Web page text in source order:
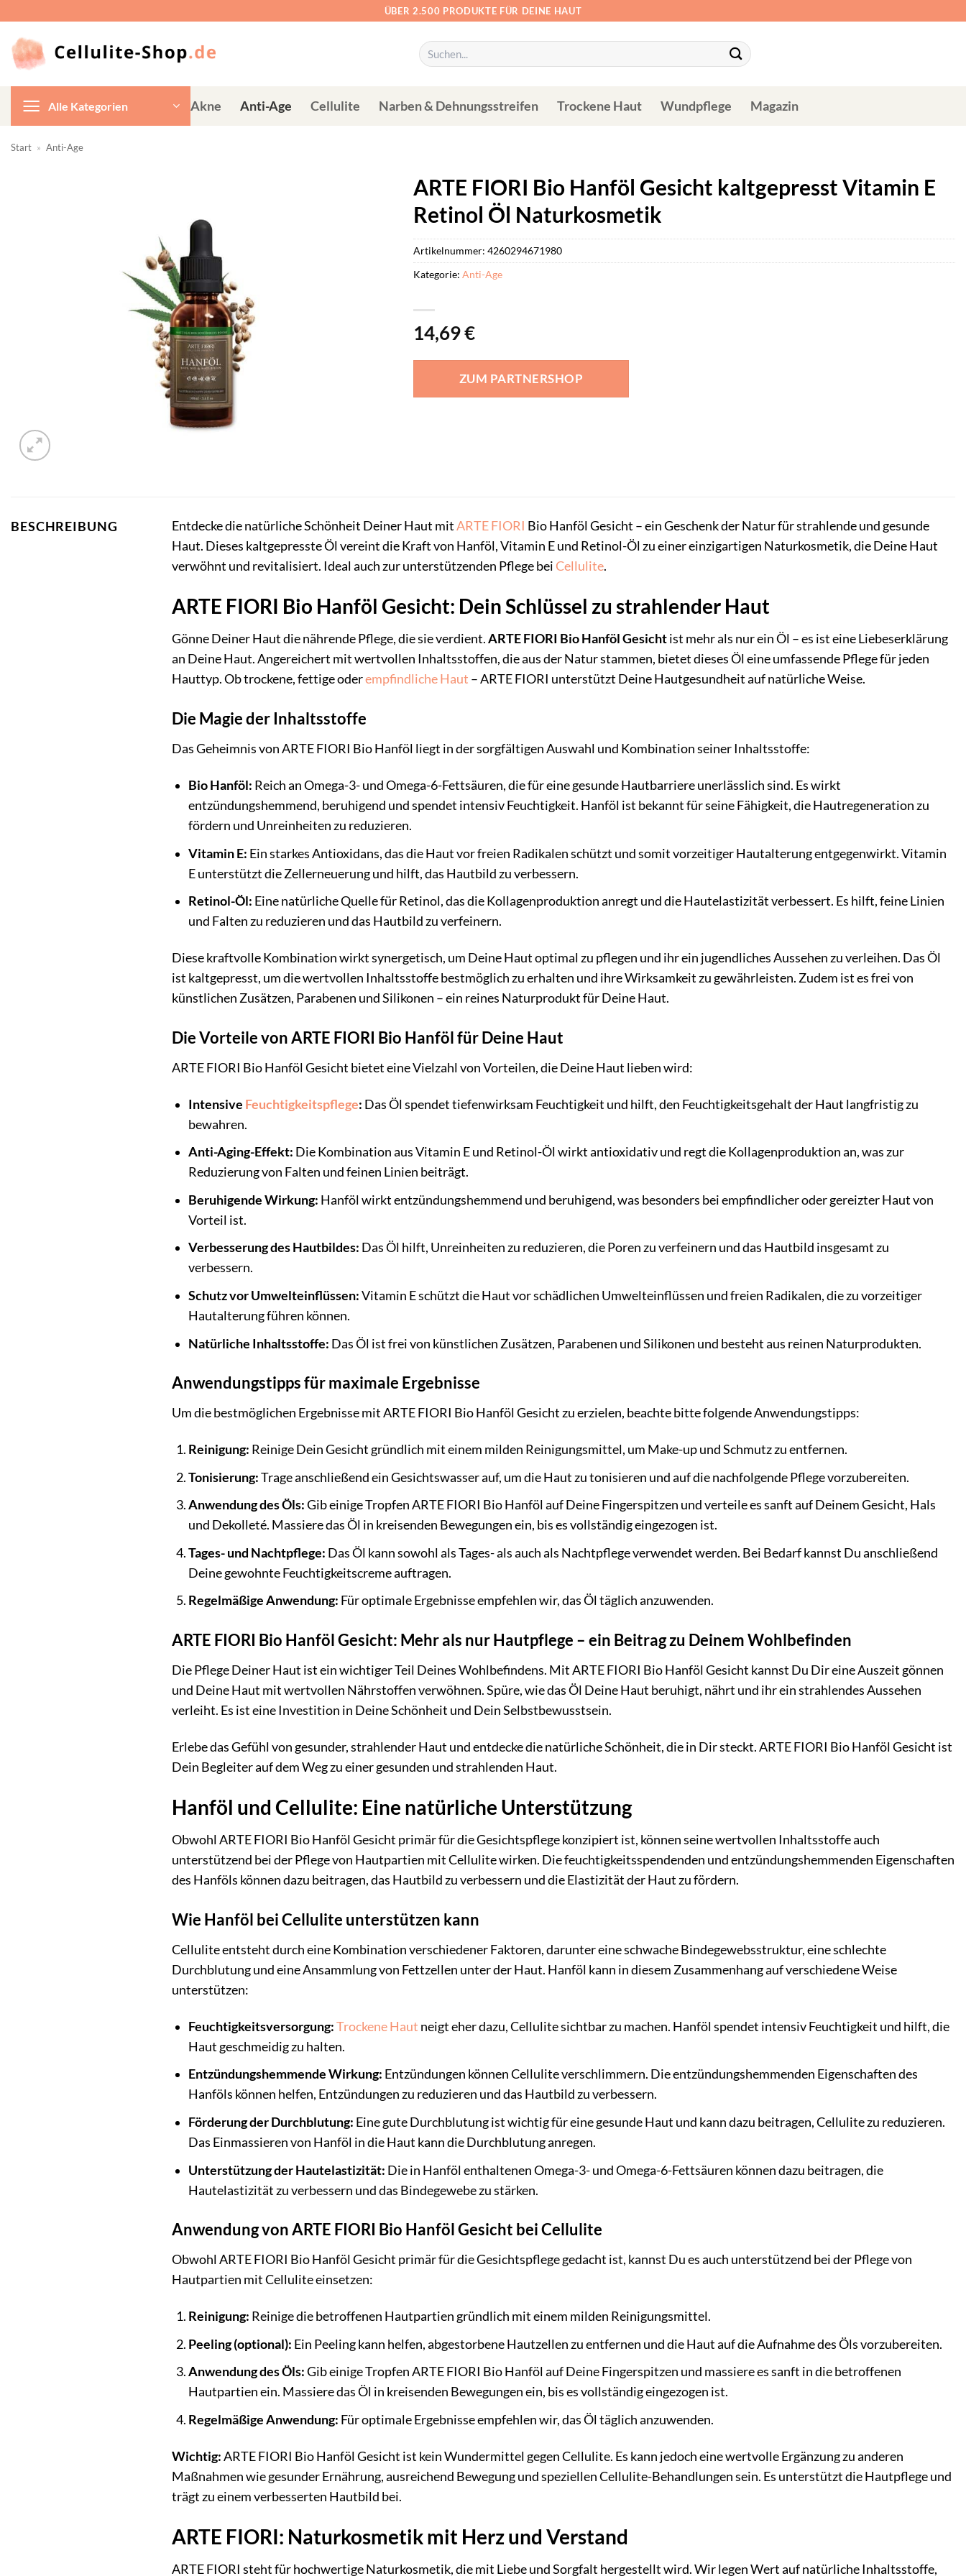
springen
ÜBER 2.500 PRODUKTE FÜR DEINE HAUT
Suchen
nach:
Alle Kategorien Akne Anti-Age Cellulite Narben & Dehnungsstreifen Trockene Haut Wundpflege Magazin
Start » Anti-Age
ARTE FIORI Bio Hanföl Gesicht kaltgepresst Vitamin E
Retinol Öl Naturkosmetik
14,69€
ZUM PARTNERSHOP
Artikelnummer: 4260294671980
Kategorie: Anti-Age
BESCHREIBUNG Entdecke die natürliche Schönheit Deiner Haut mitARTE FIORI Bio Hanföl Gesicht – ein Geschenk der Natur für strahlende und gesunde
Haut. Dieses kaltgepresste Öl vereint die Kraft von Hanföl, Vitamin E und Retinol-Öl zu einer einzigartigen Naturkosmetik, die Deine Haut
verwöhnt und revitalisiert. Ideal auch zur unterstützenden Pflege beiCellulite.
ARTE FIORI Bio Hanföl Gesicht: Dein Schlüssel zu strahlender Haut
Gönne Deiner Haut die nährende Pflege, die sie verdient.ARTE FIORI Bio Hanföl Gesichtist mehr als nur ein Öl – es ist eine Liebeserklärung
an Deine Haut. Angereichert mit wertvollen Inhaltsstoffen, die aus der Natur stammen, bietet dieses Öl eine umfassende Pflege für jeden
Hauttyp. Ob trockene, fettige oderempfindliche Haut – ARTE FIORI unterstützt Deine Hautgesundheit auf natürliche Weise.
Die Magie der Inhaltsstoffe
Das Geheimnis von ARTE FIORI Bio Hanföl liegt in der sorgfältigen Auswahl und Kombination seiner Inhaltsstoffe:
Bio Hanföl: Reich an Omega-3- und Omega-6-Fettsäuren, die für eine gesunde Hautbarriere unerlässlich sind. Es wirkt
entzündungshemmend, beruhigend und spendet intensiv Feuchtigkeit. Hanföl ist bekannt für seine Fähigkeit, die Hautregeneration zu
fördern und Unreinheiten zu reduzieren.
Vitamin E: Ein starkes Antioxidans, das die Haut vor freien Radikalen schützt und somit vorzeitiger Hautalterung entgegenwirkt. Vitamin
E unterstützt die Zellerneuerung und hilft, das Hautbild zu verbessern.
Retinol-Öl: Eine natürliche Quelle für Retinol, das die Kollagenproduktion anregt und die Hautelastizität verbessert. Es hilft, feine Linien
und Falten zu reduzieren und das Hautbild zu verfeinern.
Diese kraftvolle Kombination wirkt synergetisch, um Deine Haut optimal zu pflegen und ihr ein jugendliches Aussehen zu verleihen. Das Öl
ist kaltgepresst, um die wertvollen Inhaltsstoffe bestmöglich zu erhalten und ihre Wirksamkeit zu gewährleisten. Zudem ist es frei von
künstlichen Zusätzen, Parabenen und Silikonen – ein reines Naturprodukt für Deine Haut.
Die Vorteile von ARTE FIORI Bio Hanföl für Deine Haut
ARTE FIORI Bio Hanföl Gesicht bietet eine Vielzahl von Vorteilen, die Deine Haut lieben wird:
Intensive Feuchtigkeitspflege: Das Öl spendet tiefenwirksam Feuchtigkeit und hilft, den Feuchtigkeitsgehalt der Haut langfristig zu
bewahren.
Anti-Aging-Effekt: Die Kombination aus Vitamin E und Retinol-Öl wirkt antioxidativ und regt die Kollagenproduktion an, was zur
Reduzierung von Falten und feinen Linien beiträgt.
Beruhigende Wirkung: Hanföl wirkt entzündungshemmend und beruhigend, was besonders bei empfindlicher oder gereizter Haut von
Vorteil ist.
Verbesserung des Hautbildes: Das Öl hilft, Unreinheiten zu reduzieren, die Poren zu verfeinern und das Hautbild insgesamt zu
verbessern.
Schutz vor Umwelteinflüssen:Vitamin E schützt die Haut vor schädlichen Umwelteinflüssen und freien Radikalen, die zu vorzeitiger
Hautalterung führen können.
Natürliche Inhaltsstoffe: Das Öl ist frei von künstlichen Zusätzen, Parabenen und Silikonen und besteht aus reinen Naturprodukten.
Anwendungstipps für maximale Ergebnisse
Um die bestmöglichen Ergebnisse mit ARTE FIORI Bio Hanföl Gesicht zu erzielen, beachte bitte folgende Anwendungstipps:
Reinigung: Reinige Dein Gesicht gründlich mit einem milden Reinigungsmittel, um Make-up und Schmutz zu entfernen.
Tonisierung:Trage anschließend ein Gesichtswasser auf, um die Haut zu tonisieren und auf die nachfolgende Pflege vorzubereiten.
Anwendung des Öls:Gib einige Tropfen ARTE FIORI Bio Hanföl auf Deine Fingerspitzen und verteile es sanft auf Deinem Gesicht, Hals
und Dekolleté. Massiere das Öl in kreisenden Bewegungen ein, bis es vollständig eingezogen ist.
Tages- und Nachtpflege: Das Öl kann sowohl als Tages- als auch als Nachtpflege verwendet werden. Bei Bedarf kannst Du anschließend
Deine gewohnte Feuchtigkeitscreme auftragen.
Regelmäßige Anwendung: Für optimale Ergebnisse empfehlen wir, das Öl täglich anzuwenden.
ARTE FIORI Bio Hanföl Gesicht: Mehr als nur Hautpflege – ein Beitrag zu Deinem Wohlbefinden
Die Pflege Deiner Haut ist ein wichtiger Teil Deines Wohlbefindens. Mit ARTE FIORI Bio Hanföl Gesicht kannst Du Dir eine Auszeit gönnen
und Deine Haut mit wertvollen Nährstoffen verwöhnen. Spüre, wie das Öl Deine Haut beruhigt, nährt und ihr ein strahlendes Aussehen
verleiht. Es ist eine Investition in Deine Schönheit und Dein Selbstbewusstsein.
Erlebe das Gefühl von gesunder, strahlender Haut und entdecke die natürliche Schönheit, die in Dir steckt. ARTE FIORI Bio Hanföl Gesicht ist
Dein Begleiter auf dem Weg zu einer gesunden und strahlenden Haut.
Hanföl und Cellulite: Eine natürliche Unterstützung
Obwohl ARTE FIORI Bio Hanföl Gesicht primär für die Gesichtspflege konzipiert ist, können seine wertvollen Inhaltsstoffe auch
unterstützend bei der Pflege von Hautpartien mit Cellulite wirken. Die feuchtigkeitsspendenden und entzündungshemmenden Eigenschaften
des Hanföls können dazu beitragen, das Hautbild zu verbessern und die Elastizität der Haut zu fördern.
Wie Hanföl bei Cellulite unterstützen kann
Cellulite entsteht durch eine Kombination verschiedener Faktoren, darunter eine schwache Bindegewebsstruktur, eine schlechte
Durchblutung und eine Ansammlung von Fettzellen unter der Haut. Hanföl kann in diesem Zusammenhang auf verschiedene Weise
unterstützen:
Feuchtigkeitsversorgung:Trockene Haut neigt eher dazu, Cellulite sichtbar zu machen. Hanföl spendet intensiv Feuchtigkeit und hilft, die
Haut geschmeidig zu halten.
Entzündungshemmende Wirkung: Entzündungen können Cellulite verschlimmern. Die entzündungshemmenden Eigenschaften des
Hanföls können helfen, Entzündungen zu reduzieren und das Hautbild zu verbessern.
Förderung der Durchblutung: Eine gute Durchblutung ist wichtig für eine gesunde Haut und kann dazu beitragen, Cellulite zu reduzieren.
Das Einmassieren von Hanföl in die Haut kann die Durchblutung anregen.
Unterstützung der Hautelastizität: Die in Hanföl enthaltenen Omega-3- und Omega-6-Fettsäuren können dazu beitragen, die
Hautelastizität zu verbessern und das Bindegewebe zu stärken.
Anwendung von ARTE FIORI Bio Hanföl Gesicht bei Cellulite
Obwohl ARTE FIORI Bio Hanföl Gesicht primär für die Gesichtspflege gedacht ist, kannst Du es auch unterstützend bei der Pflege von
Hautpartien mit Cellulite einsetzen:
Reinigung: Reinige die betroffenen Hautpartien gründlich mit einem milden Reinigungsmittel.
Peeling (optional): Ein Peeling kann helfen, abgestorbene Hautzellen zu entfernen und die Haut auf die Aufnahme des Öls vorzubereiten.
Anwendung des Öls:Gib einige Tropfen ARTE FIORI Bio Hanföl auf Deine Fingerspitzen und massiere es sanft in die betroffenen
Hautpartien ein. Massiere das Öl in kreisenden Bewegungen ein, bis es vollständig eingezogen ist.
Regelmäßige Anwendung: Für optimale Ergebnisse empfehlen wir, das Öl täglich anzuwenden.
Wichtig:ARTE FIORI Bio Hanföl Gesicht ist kein Wundermittel gegen Cellulite. Es kann jedoch eine wertvolle Ergänzung zu anderen
Maßnahmen wie gesunder Ernährung, ausreichend Bewegung und speziellen Cellulite-Behandlungen sein. Es unterstützt die Hautpflege und
trägt zu einem verbesserten Hautbild bei.
ARTE FIORI: Naturkosmetik mit Herz und Verstand
ARTE FIORI steht für hochwertige Naturkosmetik, die mit Liebe und Sorgfalt hergestellt wird. Wir legen Wert auf natürliche Inhaltsstoffe,